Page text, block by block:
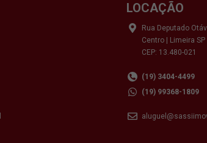
LOCAÇÃO
Rua Deputado
Centro | Limeira SP
CEP: 13.480-021
(19) 3404-4499
(19) 99368-1809